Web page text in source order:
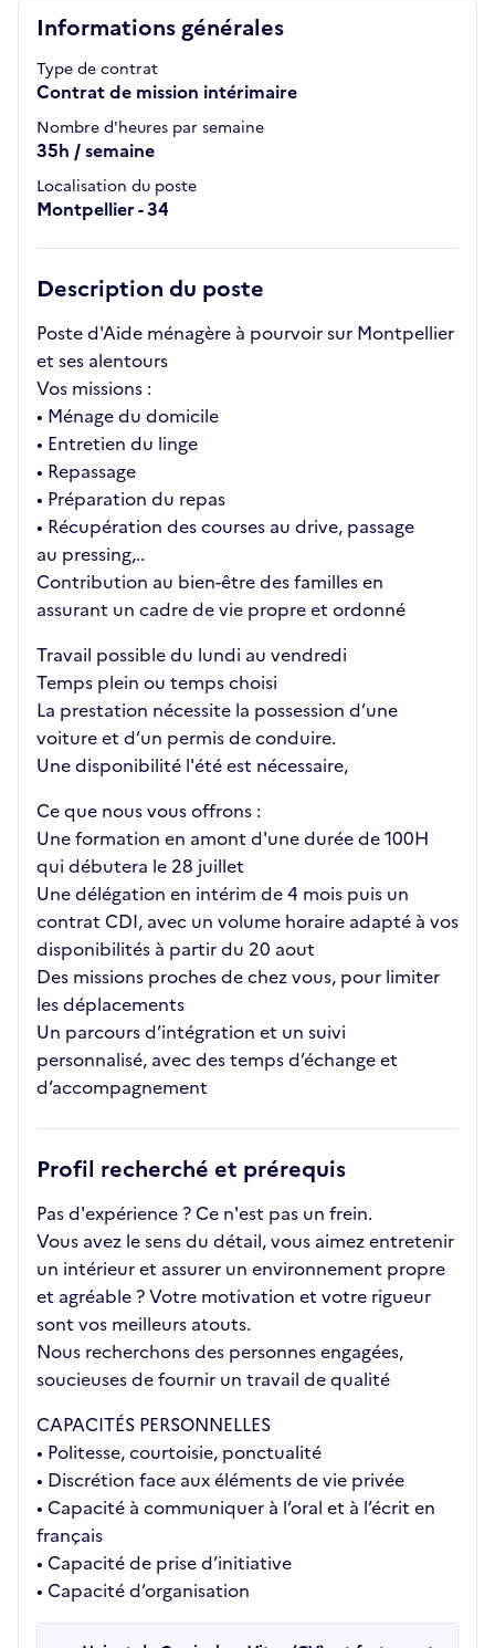
Informations générales
Type de contrat
Contrat de mission intérimaire
Nombre d'heures par semaine
35h / semaine
Localisation du poste
Montpellier - 34
Description du poste
Poste d'Aide ménagère à pourvoir sur Montpellier
et ses alentours
Vos missions :
• Ménage du domicile
• Entretien du linge
• Repassage
• Préparation du repas
• Récupération des courses au drive, passage
au pressing,..
Contribution au bien-être des familles en
assurant un cadre de vie propre et ordonné
Travail possible du lundi au vendredi
Temps plein ou temps choisi
La prestation nécessite la possession d’une
voiture et d’un permis de conduire.
Une disponibilité l'été est nécessaire,
Ce que nous vous offrons :
Une formation en amont d'une durée de 100H
qui débutera le 28 juillet
Une délégation en intérim de 4 mois puis un
contrat CDI, avec un volume horaire adapté à vos
disponibilités à partir du 20 aout
Des missions proches de chez vous, pour limiter
les déplacements
Un parcours d’intégration et un suivi
personnalisé, avec des temps d’échange et
d’accompagnement
Profil recherché et prérequis
Pas d'expérience ? Ce n'est pas un frein.
Vous avez le sens du détail, vous aimez entretenir
un intérieur et assurer un environnement propre
et agréable ? Votre motivation et votre rigueur
sont vos meilleurs atouts.
Nous recherchons des personnes engagées,
soucieuses de fournir un travail de qualité
CAPACITÉS PERSONNELLES
• Politesse, courtoisie, ponctualité
• Discrétion face aux éléments de vie privée
• Capacité à communiquer à l’oral et à l’écrit en
français
• Capacité de prise d’initiative
• Capacité d’organisation